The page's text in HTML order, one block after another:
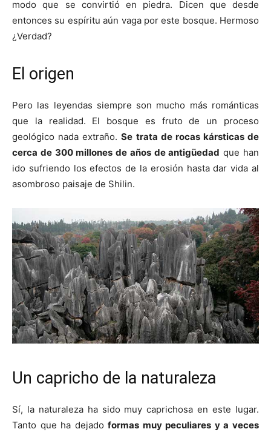
modo que se convirtió en piedra. Dicen que desde
entonces su espíritu aún vaga por este bosque. Hermoso
¿Verdad?
El origen
Pero las leyendas siempre son mucho más románticas
que la realidad. El bosque es fruto de un proceso
geológico nada extraño.Se trata de rocas kársticas de
cerca de 300 millones de años de antigüedad que han
ido sufriendo los efectos de la erosión hasta dar vida al
asombroso paisaje de Shilin.
Un capricho de la naturaleza
Sí, la naturaleza ha sido muy caprichosa en este lugar.
Tanto que ha dejadoformas muy peculiares y a veces